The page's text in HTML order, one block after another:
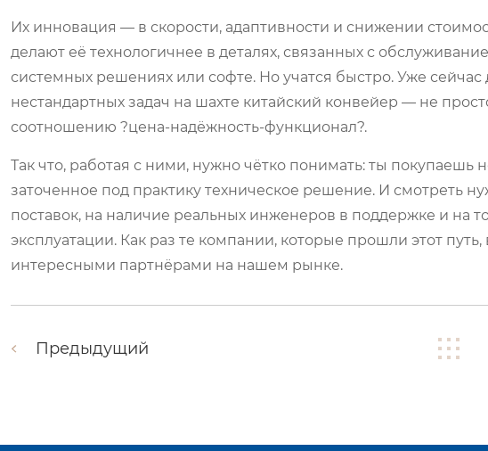
Их инновация — в скорости, адаптивности и снижении
делают её технологичнее в деталях, связанных с
системных решениях или софте. Но учатся быстро. Уже
нестандартных задач на шахте китайский конвейер — не
соотношению ?цена-надёжность-функционал?.
Так что, работая с ними, нужно чётко понимать: ты покупаешь
заточенное под практику техническое решение. И смотреть
поставок, на наличие реальных инженеров в поддержке и на
эксплуатации. Как раз те компании, которые прошли этот путь,
интересными партнёрами на нашем рынке.
Предыдущий